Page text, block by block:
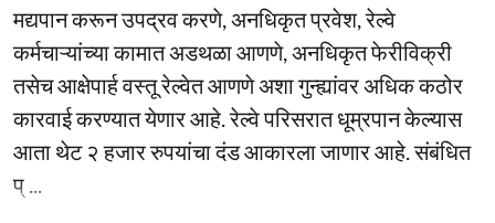
मद्यपान करून उपद्रव करणे, अनधिकृत प्रवेश, रेल्वे
कर्मचाऱ्यांच्या कामात अडथळा आणणे, अनधिकृत फेरीविक्री
तसेच आक्षेपार्ह वस्तू रेल्वेत आणणे अशा गुन्ह्यांवर अधिक कठोर
कारवाई करण्यात येणार आहे. रेल्वे परिसरात धूम्रपान केल्यास
आता थेट २ हजार रुपयांचा दंड आकारला जाणार आहे. संबंधित
प् ...